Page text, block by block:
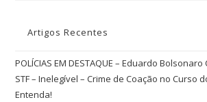
Artigos Recentes
POLÍCIAS EM DESTAQUE – Eduardo Bolsonaro
STF – Inelegível – Crime de Coação no Curso
Entenda!